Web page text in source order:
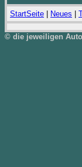
StartSeite Neues
© die jeweiligen